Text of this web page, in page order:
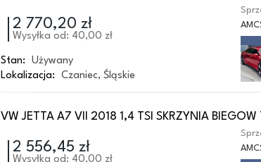
2 770,20 zł
Wysyłka od: 40,00 zł
Stan:
Używany
Lokalizacja:
Czaniec, Śląskie
VW JETTA A7 VII 2018 1,4 TSI SKRZYNIA BIEGOW
2 556,45 zł
Wysyłka od: 40,00 zł